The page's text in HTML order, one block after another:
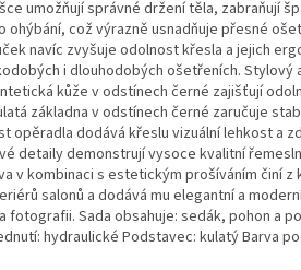
umožňují správné držení těla, zabraňují
ohýbání, což výrazně usnadňuje přesné
navíc zvyšuje odolnost křesla a jejich
i dlouhodobých ošetřeních. Stylový
kůže v odstínech černé zajišťují
základna v odstínech černé zaručuje
opěradla dodává křeslu vizuální lehkost a
detaily demonstrují vysoce kvalitní
v kombinaci s estetickým prošíváním činí
salonů a dodává mu elegantní a
fotografii. Sada obsahuje: sedák, pohon a
hydraulické Podstavec: kulatý Barva